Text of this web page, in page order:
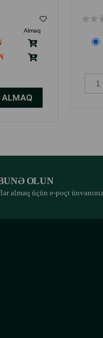
Almaq
ALMAQ
OLUN
almaq üçün e-poçt